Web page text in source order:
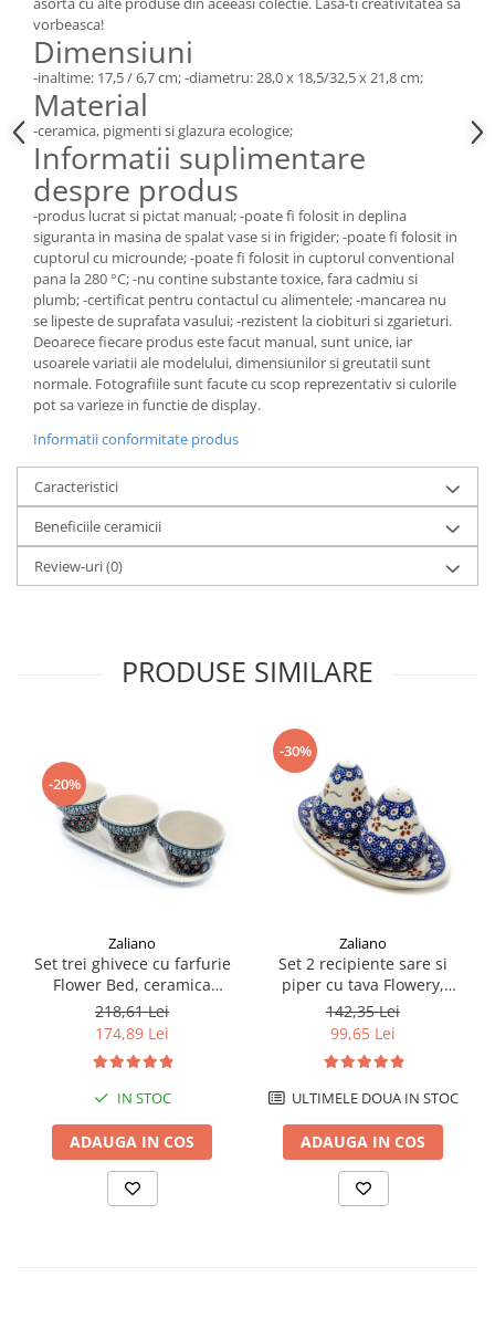
vorbeasca!
Dimensiuni
-inaltime: 17,5 / 6,7 cm; -diametru: 28,0 x 18,5/32,5 x 21,8 cm;
Material
-ceramica, pigmenti si glazura ecologice;
Informatii suplimentare
despre produs
-produs lucrat si pictat manual; -poate fi folosit in deplina
siguranta in masina de spalat vase si in frigider; -poate fi folosit in
cuptorul cu microunde; -poate fi folosit in cuptorul conventional
pana la 280 °C; -nu contine substante toxice, fara cadmiu si
plumb; -certificat pentru contactul cu alimentele; -mancarea nu
se lipeste de suprafata vasului; -rezistent la ciobituri si zgarieturi.
Deoarece fiecare produs este facut manual, sunt unice, iar
usoarele variatii ale modelului, dimensiunilor si greutatii sunt
normale. Fotografiile sunt facute cu scop reprezentativ si culorile
pot sa varieze in functie de display.
Informatii conformitate produs
Caracteristici
Beneficiile ceramicii
Review-uri(0)
PRODUSE SIMILARE
-20%
Zaliano
Set trei ghivece cu farfurie
Flower Bed, ceramica
smaltuita, pictate manual
218,61 Lei
174,89 Lei
IN STOC
ADAUGA IN COS
-30%
Zaliano
Set 2 recipiente sare si
piper cu tava Flowery,
ceramica smaltuita, pictata
manual, 6,4/18,4 x 10,4 cm
142,35 Lei
99,65 Lei
ULTIMELE DOUA IN STOC
ADAUGA IN COS